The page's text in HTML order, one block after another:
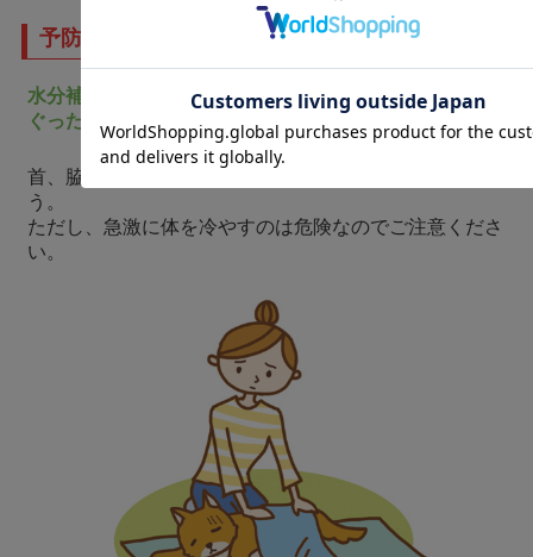
予防方法と応急処置って？
水分補給はこまめに。
ぐったりし始めたら体を冷やして動物病院へ。
首、脇の下、内股を冷水で濡らしたタオルで冷やしましょ
う。
ただし、急激に体を冷やすのは危険なのでご注意くださ
い。